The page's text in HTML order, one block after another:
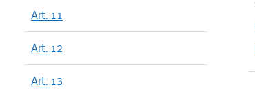
Art. 11
Art. 12
Art. 13